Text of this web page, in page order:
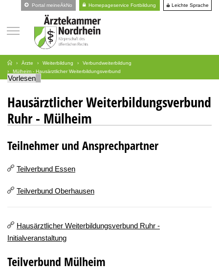
Portal meineÄkNo Homepageservice Fortbildung Leichte Sprache
Ärzte Weiterbildung
Verbundweiterbildung
Mülheim - Hausärztlicher Weiterbildungsverbund
Vorlesen
Hausärztlicher Weiterbildungsverbund
Ruhr - Mülheim
Teilnehmer und Ansprechpartner
Teilverbund Essen
Teilverbund Oberhausen
Hausärztlicher Weiterbildungsverbund Ruhr -
Initialveranstaltung
Teilverbund Mülheim